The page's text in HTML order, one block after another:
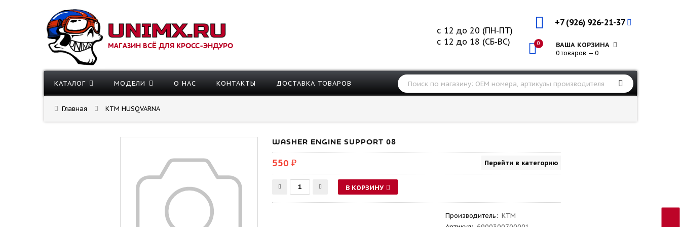
МАГАЗИН ВСЁ ДЛЯ КРОСС-ЭНДУРО
+7 (926) 926-21-37
0 ВАША КОРЗИНА
0 товаров — 0
с 12 до 20 (ПН-ПТ)
с 12 до 18 (СБ-ВС)
КАТАЛОГ МОДЕЛИ О НАС КОНТАКТЫ ДОСТАВКА ТОВАРОВ
Главная KTM HUSQVARNA
WASHER ENGINE SUPPORT 08
550 ₽ Перейти в категорию
В КОРЗИНУ
Производитель: KTM